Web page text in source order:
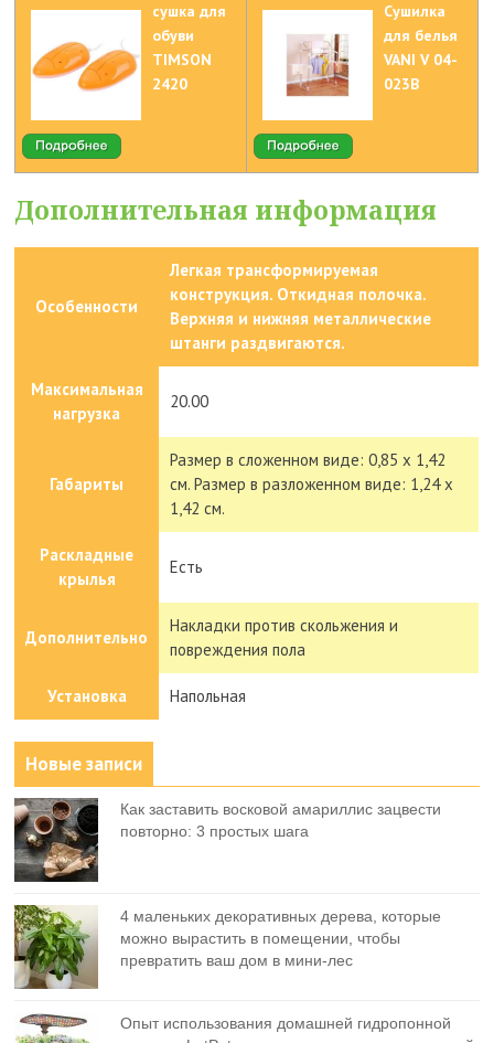
сушка для
обуви
TIMSON
2420
Сушилка
для белья
VANI V 04-
023B
Дополнительная информация
Особенности
Легкая трансформируемая
конструкция. Откидная полочка.
Верхняя и нижняя металлические
штанги раздвигаются.
Максимальная
нагрузка
20.00
Габариты
Размер в сложенном виде: 0,85 х 1,42
см. Размер в разложенном виде: 1,24 х
1,42 см.
Раскладные
крылья
Есть
Дополнительно
Накладки против скольжения и
повреждения пола
Установка Напольная
Новые записи
Как заставить восковой амариллис зацвести
повторно: 3 простых шага
4 маленьких декоративных дерева, которые
можно вырастить в помещении, чтобы
превратить ваш дом в мини-лес
Опыт использования домашней гидропонной